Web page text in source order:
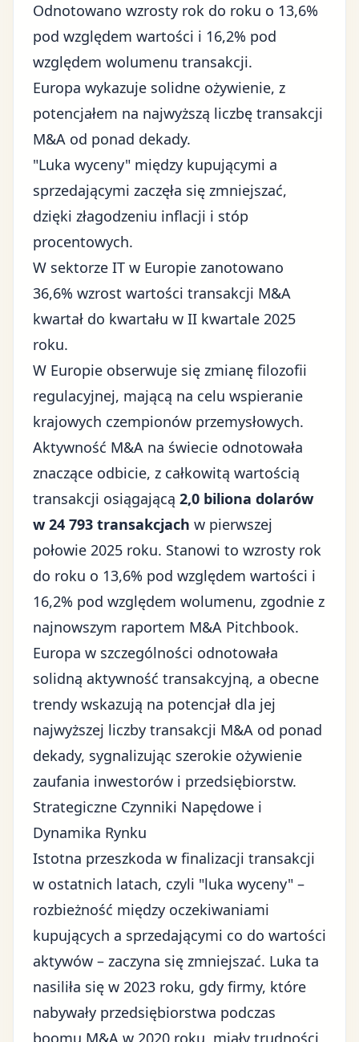
Odnotowano wzrosty rok do roku o 13,6%
pod względem wartości i 16,2% pod
względem wolumenu transakcji.
Europa wykazuje solidne ożywienie, z
potencjałem na najwyższą liczbę transakcji
M&A od ponad dekady.
"Luka wyceny" między kupującymi a
sprzedającymi zaczęła się zmniejszać,
dzięki złagodzeniu inflacji i stóp
procentowych.
W sektorze IT w Europie zanotowano
36,6% wzrost wartości transakcji M&A
kwartał do kwartału w II kwartale 2025
roku.
W Europie obserwuje się zmianę filozofii
regulacyjnej, mającą na celu wspieranie
krajowych czempionów przemysłowych.
Aktywność M&A na świecie odnotowała
znaczące odbicie, z całkowitą wartością
transakcji osiągającą 2,0 biliona dolarów
w 24 793 transakcjach w pierwszej
połowie 2025 roku. Stanowi to wzrosty rok
do roku o 13,6% pod względem wartości i
16,2% pod względem wolumenu, zgodnie z
najnowszym raportem M&A Pitchbook.
Europa w szczególności odnotowała
solidną aktywność transakcyjną, a obecne
trendy wskazują na potencjał dla jej
najwyższej liczby transakcji M&A od ponad
dekady, sygnalizując szerokie ożywienie
zaufania inwestorów i przedsiębiorstw.
Strategiczne Czynniki Napędowe i
Dynamika Rynku
Istotna przeszkoda w finalizacji transakcji
w ostatnich latach, czyli "luka wyceny" –
rozbieżność między oczekiwaniami
kupujących a sprzedającymi co do wartości
aktywów – zaczyna się zmniejszać. Luka ta
nasiliła się w 2023 roku, gdy firmy, które
nabywały przedsiębiorstwa podczas
boomu M&A w 2020 roku, miały trudności